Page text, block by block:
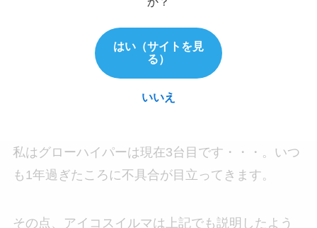
しかし、グローハイパーは掃除が必要で詰まって
しまったり充電部分が壊れてしまったりと、長く
使用していくうちに不便さが目立つ場合も。
私はグローハイパーは現在3台目です・・・。いつ
も1年過ぎたころに不具合が目立ってきます。
その点、アイコスイルマは上記でも説明したよう
はい（サイトを見
る）
いいえ